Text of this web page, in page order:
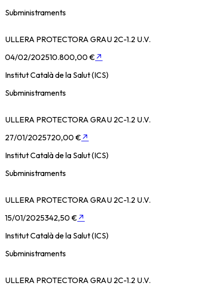
Subministraments
ULLERA PROTECTORA GRAU 2C-1.2 U.V.
04/02/202510.800,00 € ↗
Institut Català de la Salut (ICS)
Subministraments
ULLERA PROTECTORA GRAU 2C-1.2 U.V.
27/01/2025720,00 € ↗
Institut Català de la Salut (ICS)
Subministraments
ULLERA PROTECTORA GRAU 2C-1.2 U.V.
15/01/2025342,50 € ↗
Institut Català de la Salut (ICS)
Subministraments
ULLERA PROTECTORA GRAU 2C-1.2 U.V.